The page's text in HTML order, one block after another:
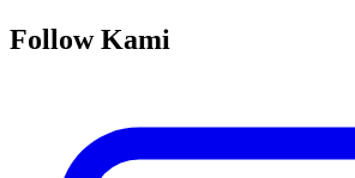
Follow Kami